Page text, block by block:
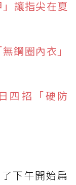
讓指尖在夏
鋼圈內衣」
四招「硬防
下午開始扁